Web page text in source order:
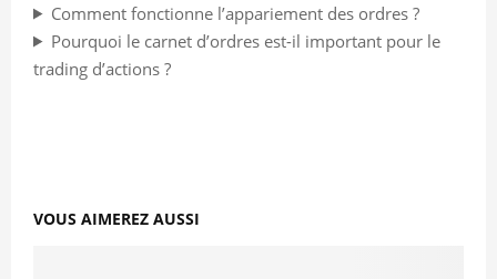
Comment fonctionne l’appariement des ordres ?
Pourquoi le carnet d’ordres est-il important pour le
trading d’actions ?
VOUS AIMEREZ AUSSI